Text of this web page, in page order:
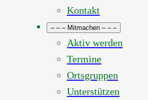
Kontakt
– – – Mitmachen – – –
Aktiv werden
Termine
Ortsgruppen
Unterstützen